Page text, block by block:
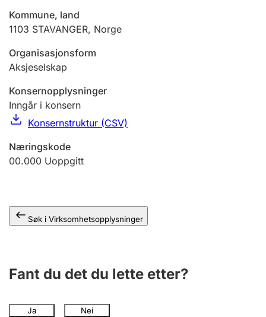
Ektepaktveileder
Offentlig sektor
Andre tema
Kommune, land
1103 STAVANGER, Norge
Organisasjonsform
Aksjeselskap
Konsernopplysninger
Inngår i konsern
Konsernstruktur (CSV)
Næringskode
00.000 Uoppgitt
Søk i Virksomhetsopplysninger
Fant du det du lette etter?
Ja Nei